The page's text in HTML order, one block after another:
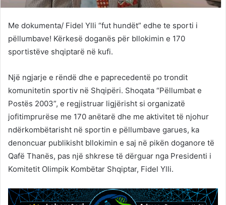
Me dokumenta/ Fidel Ylli “fut hundët” edhe te sporti i
pëllumbave! Kërkesë doganës për bllokimin e 170
sportistëve shqiptarë në kufi.
Një ngjarje e rëndë dhe e paprecedentë po trondit
komunitetin sportiv në Shqipëri. Shoqata “Pëllumbat e
Postës 2003”, e regjistruar ligjërisht si organizatë
jofitimprurëse me 170 anëtarë dhe me aktivitet të njohur
ndërkombëtarisht në sportin e pëllumbave garues, ka
denoncuar publikisht bllokimin e saj në pikën doganore të
Qafë Thanës, pas një shkrese të dërguar nga Presidenti i
Komitetit Olimpik Kombëtar Shqiptar, Fidel Ylli.